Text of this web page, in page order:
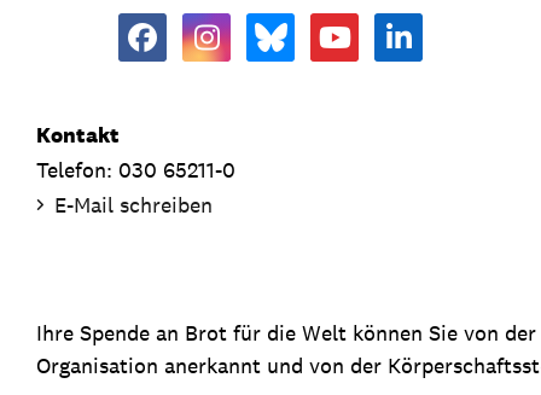
Kontakt
Telefon: 030 65211-0
E-Mail schreiben
Ihre Spende an Brot für die Welt können Sie von
Organisation anerkannt und von der